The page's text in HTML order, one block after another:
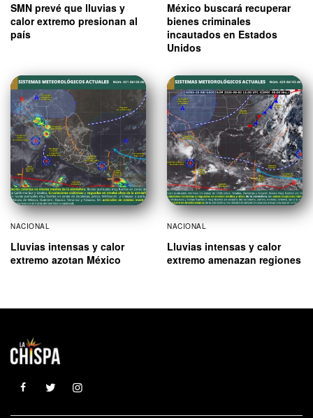
SMN prevé que lluvias y
calor extremo presionan al
país
México buscará recuperar
bienes criminales
incautados en Estados
Unidos
NACIONAL
Lluvias intensas y calor
extremo azotan México
NACIONAL
Lluvias intensas y calor
extremo amenazan regiones